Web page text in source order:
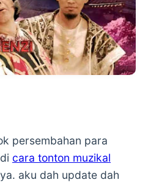
persembahan para
cara tonton muzikal
ya. aku dah update dah